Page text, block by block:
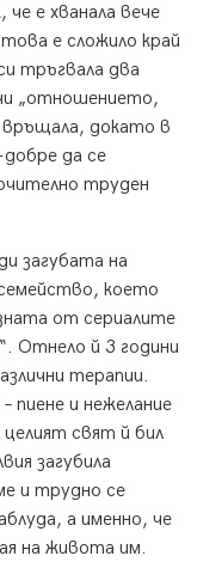
е хванала вече
е сложило край
тръгвала два
„отношението,
докато в
добре да се
труден
загубата на
което
от сериалите
Отнело й 3 години
терапии.
пиене и нежелание
свят й бил
загубила
и трудно се
а именно, че
на живота им.